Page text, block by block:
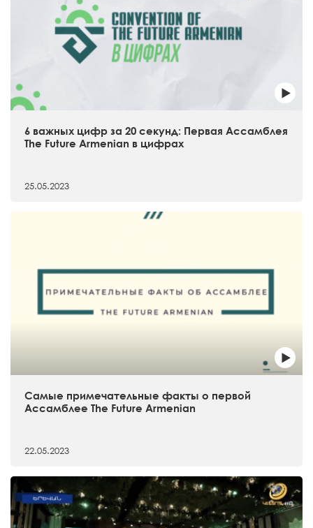
6 важных цифр за 20 секунд: Первая Ассамблея
The Future Armenian в цифрах
25.05.2023
Самые примечательные факты о первой
Ассамблее The Future Armenian
22.05.2023